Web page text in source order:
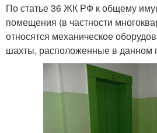
По статье 36 ЖК РФ к общему
помещения (в частности
относятся механическое
шахты, расположенные в данном